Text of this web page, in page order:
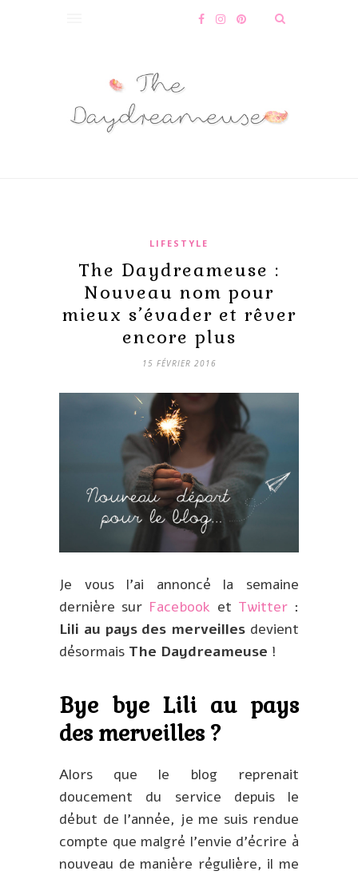
LIFESTYLE
The Daydreameuse :
Nouveau nom pour
mieux s’évader et rêver
encore plus
15 FÉVRIER 2016
Je vous l’ai annoncé la semaine
dernière sur Facebook et Twitter:
Lili au pays des merveilles devient
désormais The Daydreameuse !
Bye bye Lili au pays
des merveilles ?
Alors que le blog reprenait
doucement du service depuis le
début de l’année, je me suis rendue
compte que malgré l’envie d’écrire à
nouveau de manière régulière, il me